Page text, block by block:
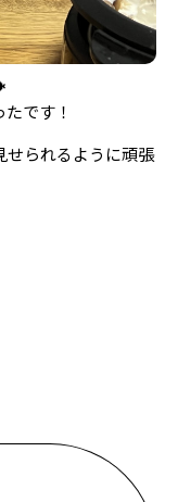
です！
せられるように頑張